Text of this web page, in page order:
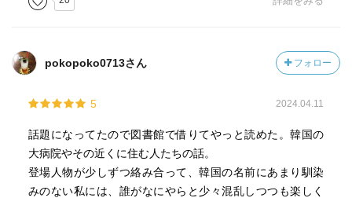
た。お薦めです。
pokopoko0713さん フォロー
5 2024.04.11
話題になってたので図書館で借りてやっと読めた。韓国の
大病院やその近くに住む人たちの話。
登場人物が少しずつ絡み合って、韓国の名前にあまり馴染
みのない私には、誰がなにやらと少々混乱しつつも楽しく